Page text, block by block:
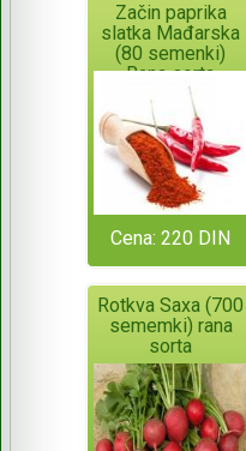
Začin paprika
slatka Mađarska
(80 semenki)
Rana sorta
Cena: 220 DIN
Rotkva Saxa (700
sememki) rana
sorta